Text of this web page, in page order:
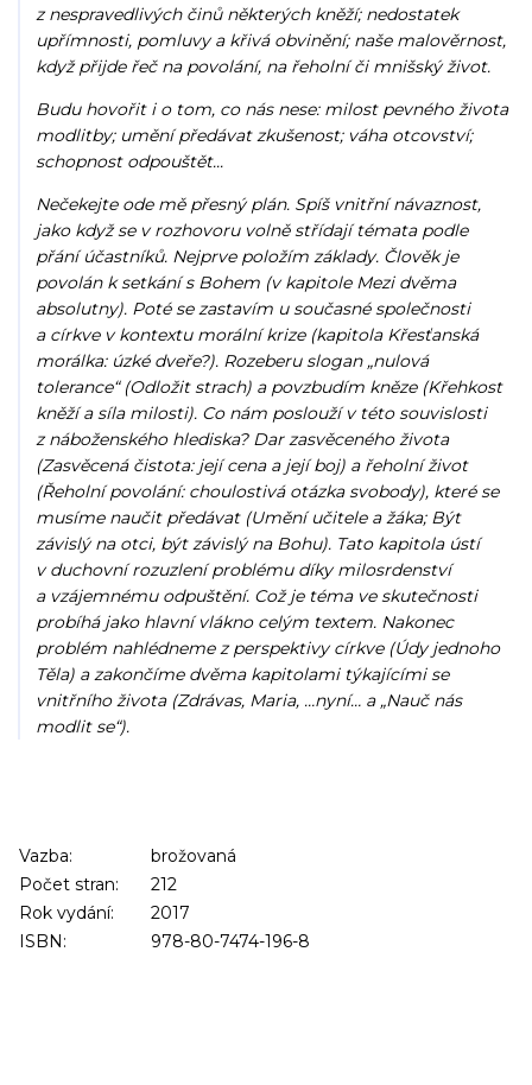
z nespravedlivých činů některých kněží; nedostatek
upřímnosti, pomluvy a křivá obvinění; naše malověrnost,
když přijde řeč na povolání, na řeholní či mnišský život.
Budu hovořit i o tom, co nás nese: milost pevného života
modlitby; umění předávat zkušenost; váha otcovství;
schopnost odpouštět...
Nečekejte ode mě přesný plán. Spíš vnitřní návaznost,
jako když se v rozhovoru volně střídají témata podle
přání účastníků. Nejprve položím základy. Člověk je
povolán k setkání s Bohem (v kapitole Mezi dvěma
absolutny). Poté se zastavím u současné společnosti
a církve v kontextu morální krize (kapitola Křesťanská
morálka: úzké dveře?). Rozeberu slogan „nulová
tolerance“ (Odložit strach) a povzbudím kněze (Křehkost
kněží a síla milosti). Co nám poslouží v této souvislosti
z náboženského hlediska? Dar zasvěceného života
(Zasvěcená čistota: její cena a její boj) a řeholní život
(Řeholní povolání: choulostivá otázka svobody), které se
musíme naučit předávat (Umění učitele a žáka; Být
závislý na otci, být závislý na Bohu). Tato kapitola ústí
v duchovní rozuzlení problému díky milosrdenství
a vzájemnému odpuštění. Což je téma ve skutečnosti
probíhá jako hlavní vlákno celým textem. Nakonec
problém nahlédneme z perspektivy církve (Údy jednoho
Těla) a zakončíme dvěma kapitolami týkajícími se
vnitřního života (Zdrávas, Maria, …nyní… a „Nauč nás
modlit se“).
Vazba:
brožovaná
Počet stran:
212
Rok vydání:
2017
ISBN:
978-80-7474-196-8